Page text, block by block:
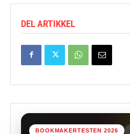
DEL ARTIKKEL
BOOKMAKERTESTEN 2026